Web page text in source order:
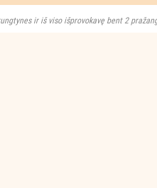
ir iš viso išprovokavę bent 2